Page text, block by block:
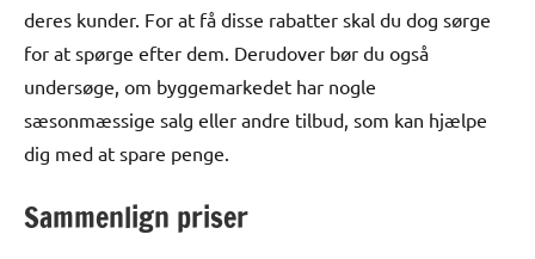
deres kunder. For at få disse rabatter skal du dog sørge
for at spørge efter dem. Derudover bør du også
undersøge, om byggemarkedet har nogle
sæsonmæssige salg eller andre tilbud, som kan hjælpe
dig med at spare penge.
Sammenlign priser